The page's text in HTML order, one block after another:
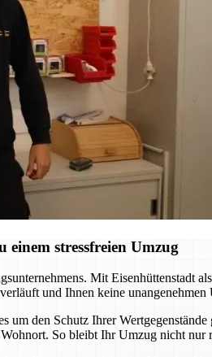
einem stressfreien Umzug
Mit Eisenhüttenstadt
und Ihnen keine unangenehmen
um den Schutz Ihrer
So bleibt Ihr Umzug nicht nur